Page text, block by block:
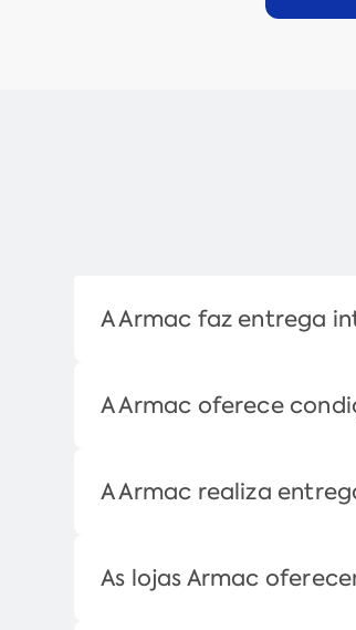
A Armac faz entrega
A Armac oferece
A Armac realiza
As lojas Armac